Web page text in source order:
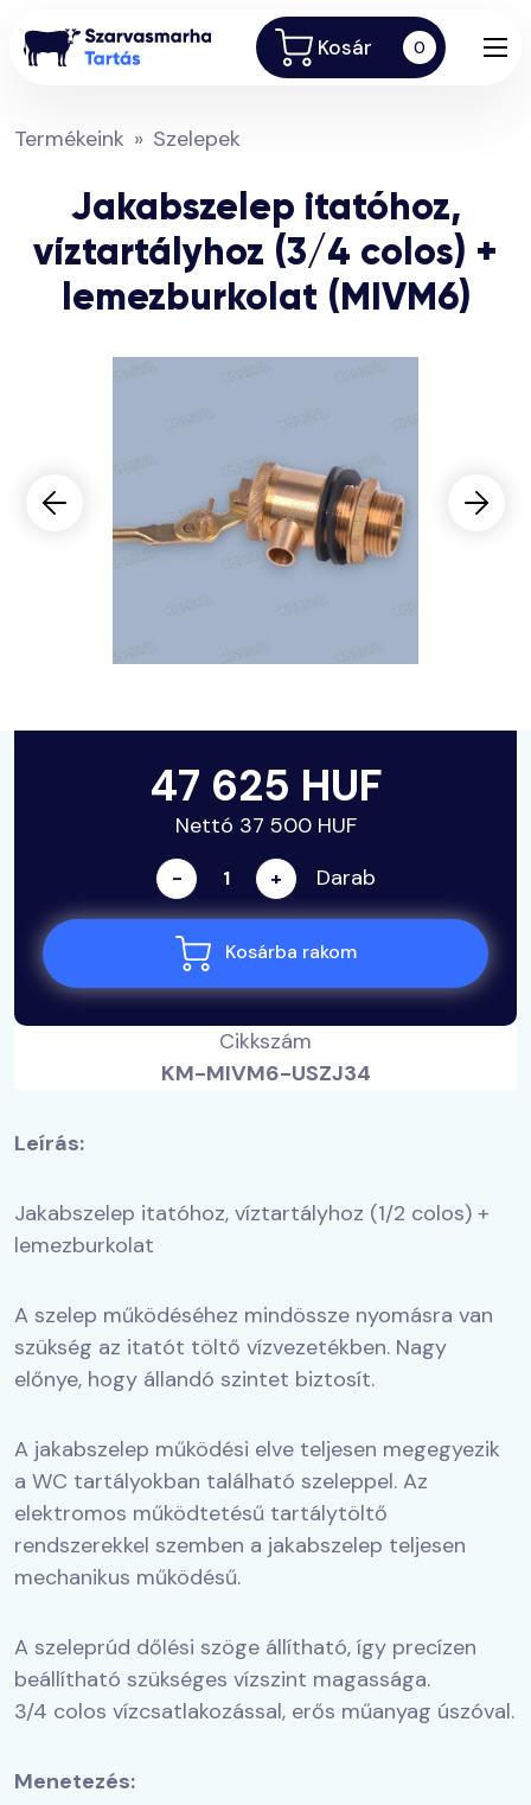
Kosár 0
Termékeink Szelepek
Jakabszelep itatóhoz,
víztartályhoz (3/4 colos) +
lemezburkolat (MIVM6)
47 625 HUF
Nettó 37 500 HUF
- + Darab
Kosárba rakom
Cikkszám
KM-MIVM6-USZJ34
Leírás:
Jakabszelep itatóhoz, víztartályhoz (1/2 colos) +
lemezburkolat
A szelep működéséhez mindössze nyomásra van
szükség az itatót töltő vízvezetékben. Nagy
előnye, hogy állandó szintet biztosít.
A jakabszelep működési elve teljesen megegyezik
a WC tartályokban található szeleppel. Az
elektromos működtetésű tartálytöltő
rendszerekkel szemben a jakabszelep teljesen
mechanikus működésű.
A szeleprúd dőlési szöge állítható, így precízen
beállítható szükséges vízszint magassága.
3/4 colos vízcsatlakozással, erős műanyag úszóval.
Menetezés: